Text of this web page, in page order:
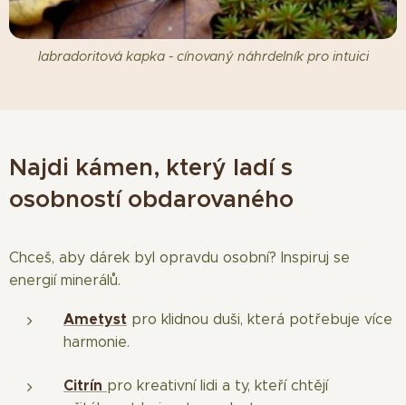
labradoritová kapka - cínovaný náhrdelník pro intuici
Najdi kámen, který ladí s
osobností obdarovaného
Chceš, aby dárek byl opravdu osobní? Inspiruj se
energií minerálů.
Ametyst pro klidnou duši, která potřebuje více
harmonie.
Citrín pro kreativní lidi a ty, kteří chtějí